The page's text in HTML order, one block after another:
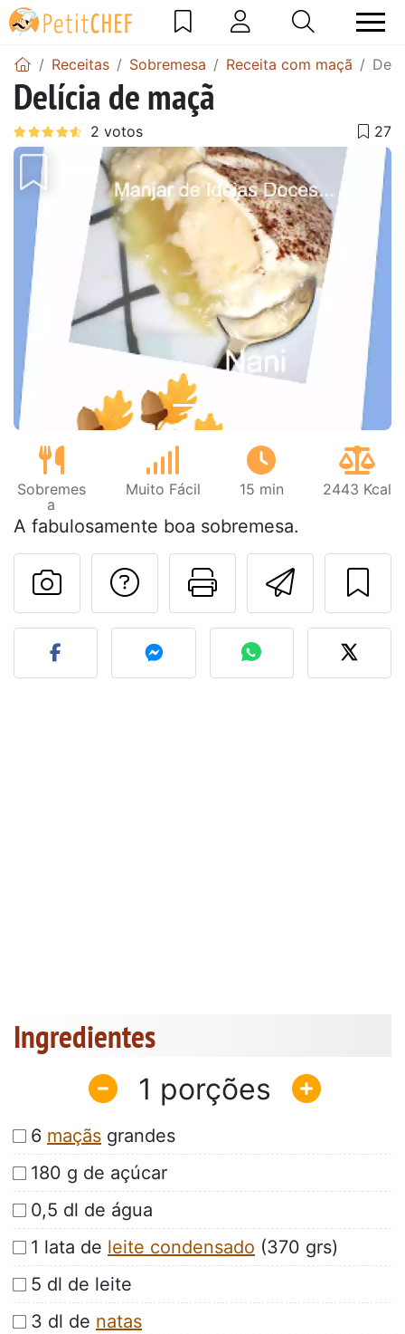
Receitas Sobremesa Receita com maçã
Delícia de maçã
Anterior Next
Sobremes
a
Muito Fácil 15 min 2443 Kcal
A fabulosamente boa sobremesa.
Imprima
Falar com o autor
Fez esta receita?
Ingredientes
1
6 maçãs grandes
180 g de açúcar
0,5 dl de água
1 lata de leite condensado (370 grs)
5 dl de leite
3 dl de natas